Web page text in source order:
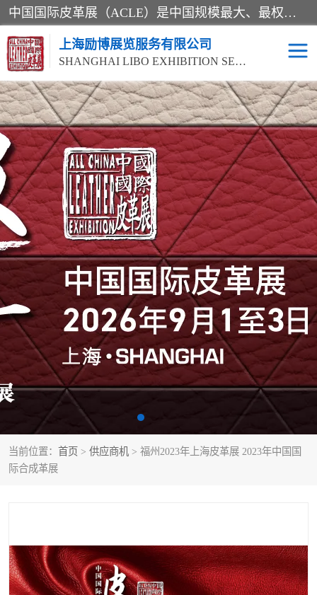
中国国际皮革展（ACLE）是中国规模最大、最权威的国际皮革盛会，自创办以来一直由中国皮革协会（CLIA）和亚太区皮革展有限公司（APLF）共同举办
上海励博展览服务有限公司
SHANGHAI LIBO EXHIBITION SERVICE CO.,LTD
当前位置： 首页 > 供应商机 > 福州2023年上海皮革展 2023年中国国
际合成革展
2026中国国际皮革展
ACLE
2026上海皮革机械展
2026上海合成革展会 2026中国国际皮革展
2026中国国际皮革展
ACLE
2026中国国际皮革展